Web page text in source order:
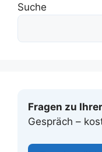
Suche
Fragen zu
Gespräch –